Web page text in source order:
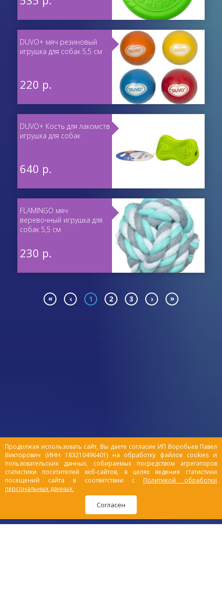
Продолжая использовать сайт, Вы даете согласие ИП Воробьев Павел
Викторович (ИНН 183210496401) на обработку файлов cookies и
пользовательских данных, собираемых посредством агрегаторов
статистики посетителей веб-сайтов, в целях ведения статистики
посещений сайта в соответствии с Политикой обработки
персональных данных.
Согласен
DUVO+ мяч резиновый
игрушка для собак 5,5 см
220 р.
DUVO+ Кость для лакомств
игрушка для собак
640 р.
FLAMINGO мяч
веревочный игрушка для
собак 5,5 см
230 р.
« ‹ 1 2 3 › »